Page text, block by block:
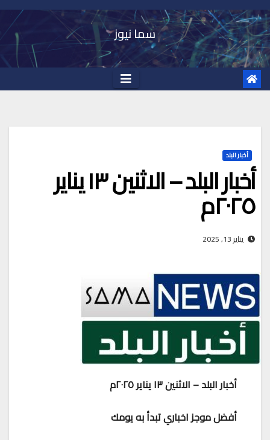
Skip
to
content
سما نيوز
أخبار البلد
أخبار البلد – الاثنين ١٣ يناير
٢٠٢٥م
يناير 13, 2025
أخبار البلد – الاثنين ١٣ يناير ٢٠٢٥م
أفضل موجز اخباري تبدأ به يومك